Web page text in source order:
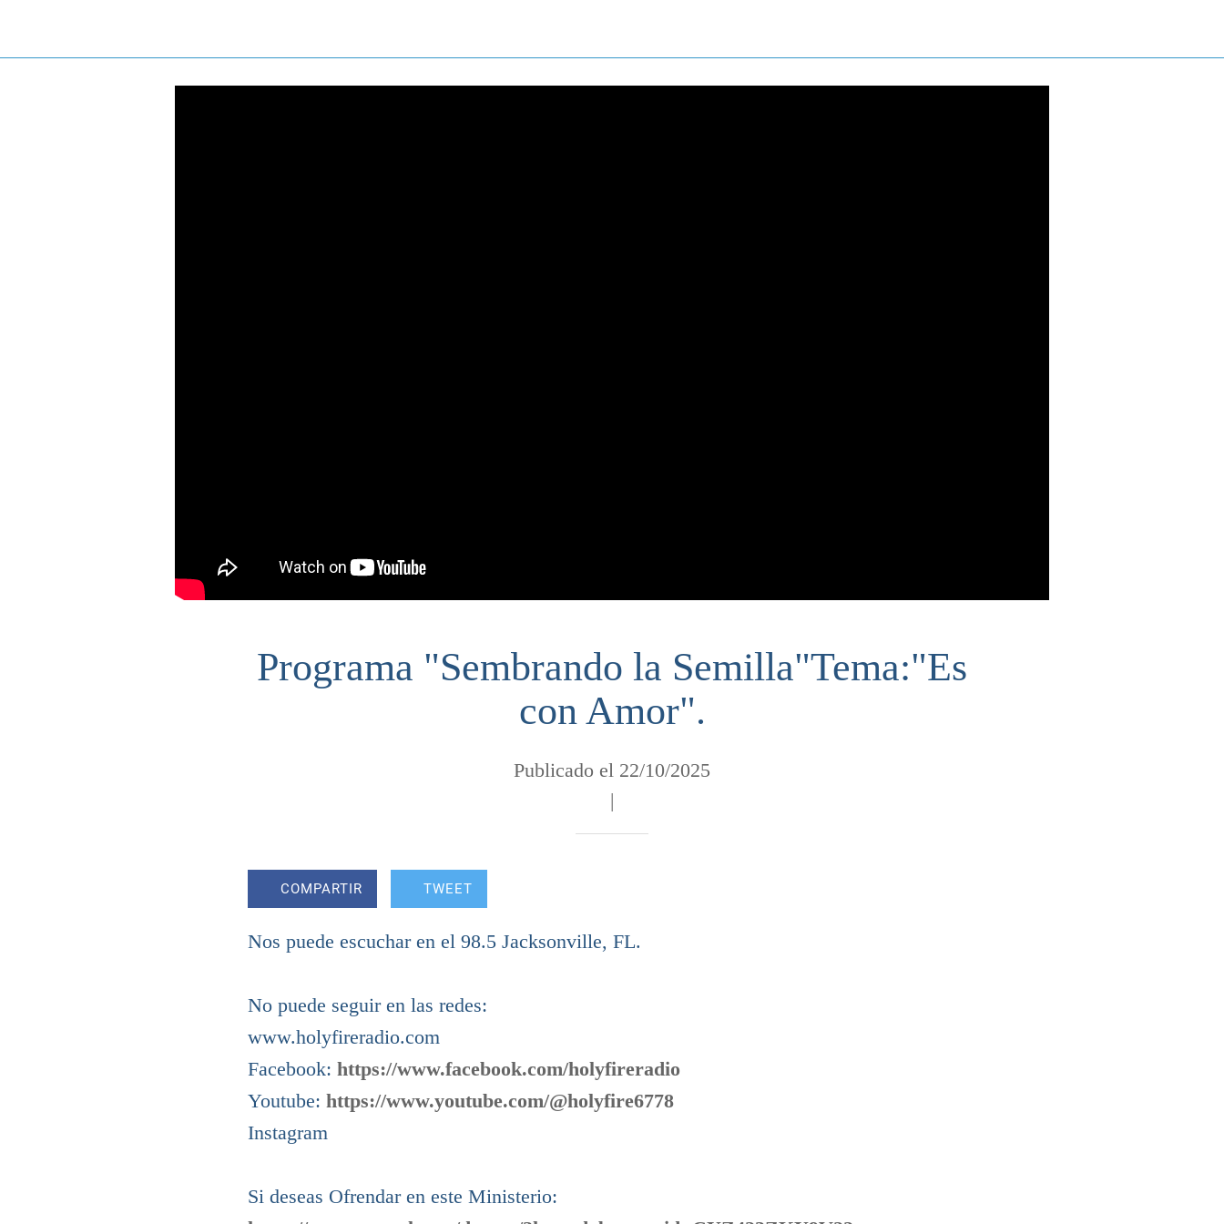
Programa "Sembrando la Semilla"Tema:"Es
con Amor".
Publicado el 22/10/2025
|
COMPARTIR TWEET
Nos puede escuchar en el 98.5 Jacksonville, FL.
No puede seguir en las redes:
www.holyfireradio.com
Facebook: https://www.facebook.com/holyfireradio
Youtube: https://www.youtube.com/@holyfire6778
Instagram
Si deseas Ofrendar en este Ministerio: